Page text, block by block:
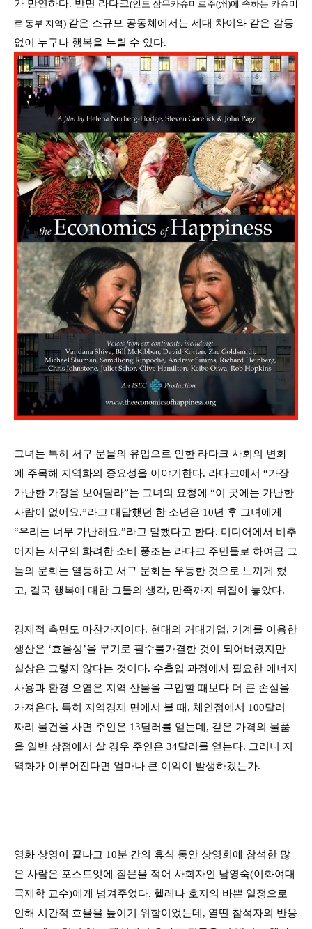
가 만연하다. 반면 라다크(인 도 잠무카슈미르주(州)에 속하는 카슈미
르 동부 지역) 같은 소규모 공동체에서는 세대 차이와 같은 갈등
없이 누구나 행복을 누릴 수 있다.
그녀는 특히 서구 문물의 유입으로 인한 라다크 사회의 변화
에 주목해 지역화의 중요성을 이야기한다. 라다크에서 “가장
가난한 가정을 보여달라”는 그녀의 요청에 “이 곳에는 가난한
사람이 없어요.”라고 대답했던 한 소년은 10년 후 그녀에게
“우리는 너무 가난해요.”라고 말했다고 한다. 미디어에서 비추
어지는 서구의 화려한 소비 풍조는 라다크 주민들로 하여금 그
들의 문화는 열등하고 서구 문화는 우등한 것으로 느끼게 했
고, 결국 행복에 대한 그들의 생각, 만족까지 뒤집어 놓았다.
경제적 측면도 마찬가지이다. 현대의 거대기업, 기계를 이용한
생산은 ‘효율성’을 무기로 필수불가결한 것이 되어버렸지만
실상은 그렇지 않다는 것이다. 수출입 과정에서 필요한 에너지
사용과 환경 오염은 지역 산물을 구입할 때보다 더 큰 손실을
가져온다. 특히 지역경제 면에서 볼 때 , 체인점에서 100달러
짜리 물건을 사면 주인은 13달러를 얻는데 , 같은 가격의 물품
을 일반 상점에서 살 경우 주인은 34달러를 얻는다. 그러니 지
역화가 이루어진다면 얼마나 큰 이익이 발생하겠는가.
영화 상영이 끝나고 10분 간의 휴식 동안 상영회에 참석한 많
은 사람은 포스트잇에 질문을 적어 사회자인 남영숙(이화여대
국제학 교수)에게 넘겨주었다. 헬레나 호지의 바쁜 일정으로
인해 시간적 효율을 높이기 위함이었는데 , 열띤 참석자의 반응